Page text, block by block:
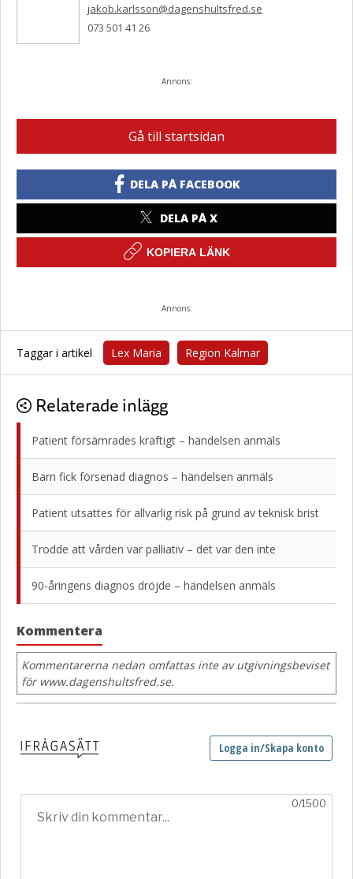
jakob.karlsson@dagenshultsfred.se
073 501 41 26
Annons:
Gå till startsidan
DELA PÅ FACEBOOK
DELA PÅ X
KOPIERA LÄNK
Annons:
Taggar i artikel Lex Maria Region Kalmar
Relaterade inlägg
Patient försämrades kraftigt – händelsen anmäls
Barn fick försenad diagnos – händelsen anmäls
Patient utsattes för allvarlig risk på grund av teknisk brist
Trodde att vården var palliativ – det var den inte
90-åringens diagnos dröjde – händelsen anmäls
Kommentera
Kommentarerna nedan omfattas inte av utgivningsbeviset
för www.dagenshultsfred.se.